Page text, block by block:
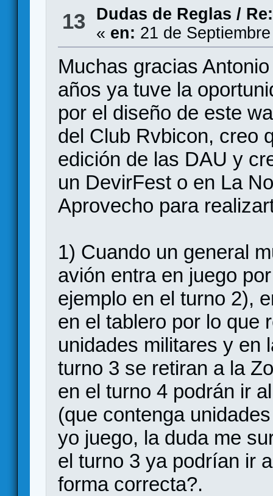
13 Dudas de Reglas /
« en: 21 de
Muchas gracias
años ya tuve la
por el diseño de este
del Club Rvbicon, creo
edición de las DAU y
un DevirFest o en La
Aprovecho para
1) Cuando un general
avión entra en juego
ejemplo en el turno 2),
en el tablero por lo que
unidades militares y en
turno 3 se retiran a la
en el turno 4 podrán ir
(que contenga
yo juego, la duda me
el turno 3 ya podrían ir
forma correcta?.